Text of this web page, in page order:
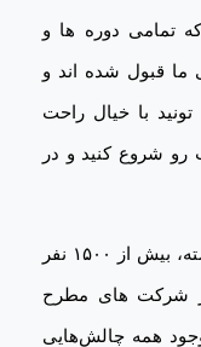
تمامی دوره ها و
ما قبول شده اند و
با خیال راحت
شروع کنید و در
در ۱۴ سالی که از فعالیت استادیار گذشته، بیش از ۱۵۰۰ نفر
در شرکت های مطرح
همه چالش‌هایی